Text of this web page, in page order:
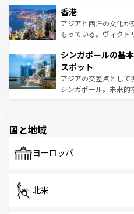
とつ。フォーやバイン
ひ現地で味わいたい。
が旅行者を迎えてくれ
参照してほしい。
の活気が交差している
帯で自然と触れ合い、
いビーチでリゾート気
激する。気候は一年中
が待っている。親しみ
た文化、そして多様な
ける。 なお、新着
香港
アジアと西洋の文化が
もっている。ヴィクト
み、どこを訪れても感
ており、効率よく見ど
うな絶景から文化的な
そう。 なお、新着
シンガポールの基
スポット
アジアの交差点として
シンガポール。未来的
で、ホーカーズは地元
国と地域
ヨーロッパ
北米